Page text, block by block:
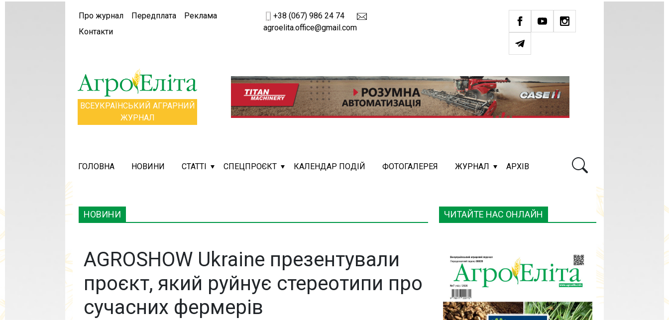
Про журнал Передплата
Реклама
Контакти
+38 (067) 986 24 74
agroelita.office@gmail.com
ВСЕУКРАЇНСЬКИЙ АГРАРНИЙ
ЖУРНАЛ
ГОЛОВНА НОВИНИ СТАТТІ СПЕЦПРОЄКТ КАЛЕНДАР ПОДІЙ ФОТОГАЛЕРЕЯ ЖУРНАЛ АРХІВ
ЧИТАЙТЕ НАС ОНЛАЙН
НОВИНИ
AGROSHOW Ukraine презентували
проєкт, який руйнує стереотипи про
сучасних фермерів